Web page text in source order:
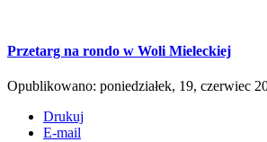
Przetarg na rondo w Woli Mieleckiej
Opublikowano: poniedziałek, 19, czerwiec
Drukuj
E-mail